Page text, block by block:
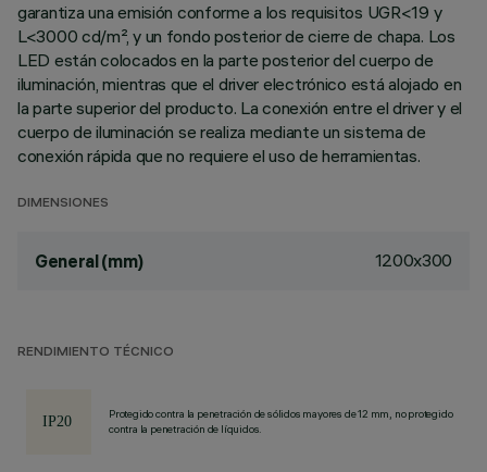
garantiza una emisión conforme a los requisitos UGR<19 y
L<3000 cd/m², y un fondo posterior de cierre de chapa. Los
LED están colocados en la parte posterior del cuerpo de
iluminación, mientras que el driver electrónico está alojado en
la parte superior del producto. La conexión entre el driver y el
cuerpo de iluminación se realiza mediante un sistema de
conexión rápida que no requiere el uso de herramientas.
DIMENSIONES
General (mm) 1200x300
RENDIMIENTO TÉCNICO
Protegido contra la penetración de sólidos mayores de 12 mm, no protegido
contra la penetración de líquidos.